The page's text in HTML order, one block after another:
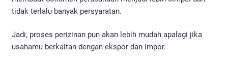
tidak terlalu banyak persyaratan.
Jadi, proses perizinan pun akan lebih mudah apalagi jika
usahamu berkaitan dengan ekspor dan impor.